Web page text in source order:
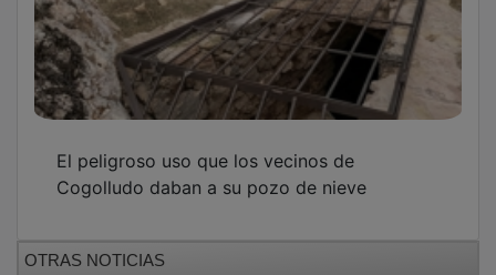
El peligroso uso que los vecinos de
Cogolludo daban a su pozo de nieve
OTRAS NOTICIAS